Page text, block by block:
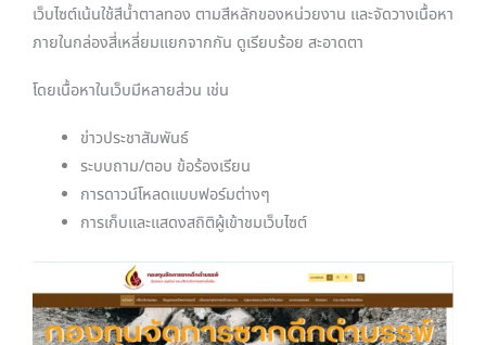
เว็บไซต์เน้นใช้สีน้ำตาลทอง ตามสีหลักของหน่วยงาน และจัดวางเนื้อหา
ภายในกล่องสี่เหลี่ยมแยกจากกัน ดูเรียบร้อย สะอาดตา
โดยเนื้อหาในเว็บมีหลายส่วน เช่น
ข่าวประชาสัมพันธ์
ระบบถาม/ตอบ ข้อร้องเรียน
การดาวน์โหลดแบบฟอร์มต่างๆ
การเก็บและแสดงสถิติผู้เข้าชมเว็บไซต์